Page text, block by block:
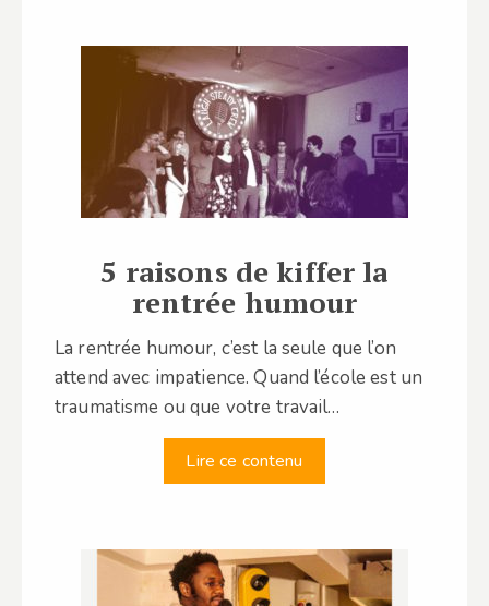
5 raisons de kiffer la
rentrée humour
La rentrée humour, c’est la seule que l’on
attend avec impatience. Quand l’école est un
traumatisme ou que votre travail…
Lire ce contenu